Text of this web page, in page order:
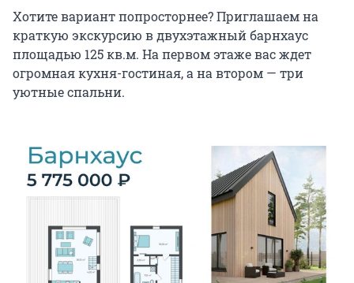
Хотите вариант попросторнее? Приглашаем на
краткую экскурсию в двухэтажный барнхаус
площадью 125 кв.м. На первом этаже вас ждет
огромная кухня-гостиная, а на втором — три
уютные спальни.